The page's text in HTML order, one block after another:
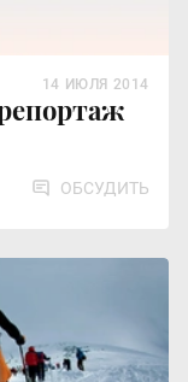
14 ИЮЛЯ 2014
ОБСУДИТЬ